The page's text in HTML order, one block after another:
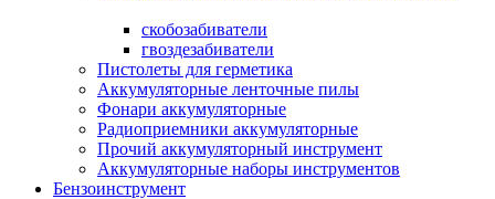
скобозабиватели
гвоздезабиватели
Пистолеты для герметика
Аккумуляторные ленточные пилы
Фонари аккумуляторные
Радиоприемники аккумуляторные
Прочий аккумуляторный инструмент
Аккумуляторные наборы инструментов
Бензоинструмент